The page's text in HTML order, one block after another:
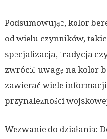
Podsumowując, kolor
od wielu czynników,
specjalizacja, tradycja
zwrócić uwagę na kolor
zawierać wiele informacji
przynależności
Wezwanie do działania: